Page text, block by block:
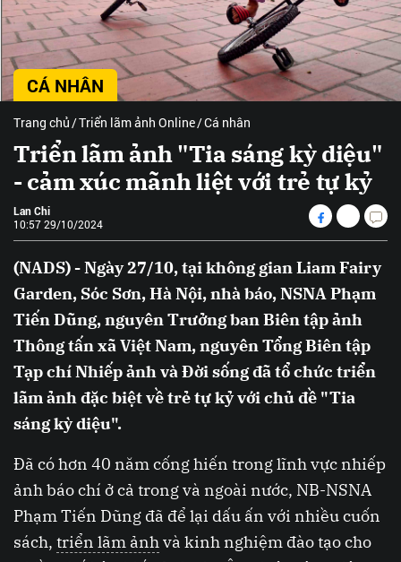
CÁ NHÂN
Trang chủ Triển lãm ảnh Online Cá nhân
Triển lãm ảnh "Tia sáng kỳ diệu"
- cảm xúc mãnh liệt với trẻ tự kỷ
Lan Chi
10:57 29/10/2024
(NADS) - Ngày 27/10, tại không gian Liam Fairy
Garden, Sóc Sơn, Hà Nội, nhà báo, NSNA Phạm
Tiến Dũng, nguyên Trưởng ban Biên tập ảnh
Thông tấn xã Việt Nam, nguyên Tổng Biên tập
Tạp chí Nhiếp ảnh và Đời sống đã tổ chức triển
lãm ảnh đặc biệt về trẻ tự kỷ với chủ đề "Tia
sáng kỳ diệu".
Đã có hơn 40 năm cống hiến trong lĩnh vực nhiếp
ảnh báo chí ở cả trong và ngoài nước, NB-NSNA
Phạm Tiến Dũng đã để lại dấu ấn với nhiều cuốn
sách, triển lãm ảnhvà kinh nghiệm đào tạo cho